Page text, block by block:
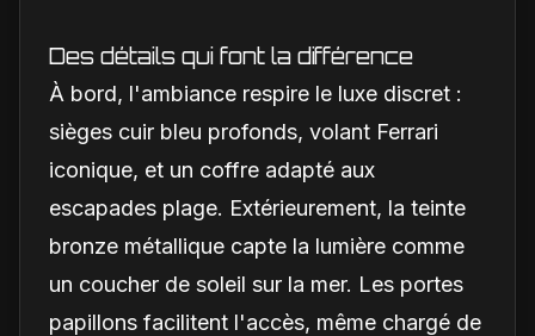
Des détails qui font la différence
À bord, l'ambiance respire le luxe discret :
sièges cuir bleu profonds, volant Ferrari
iconique, et un coffre adapté aux
escapades plage. Extérieurement, la teinte
bronze métallique capte la lumière comme
un coucher de soleil sur la mer. Les portes
papillons facilitent l'accès, même chargé de